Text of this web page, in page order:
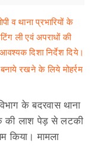
व थाना प्रभारियों के
ली एवं अपराधों की
दिशा निर्देश दिये।
रखने के लिये मोहर्रम
के बदरवास थाना
की लाश पेड़ से लटकी
किया। मामला